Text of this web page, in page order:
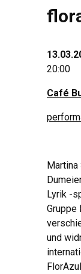
20:00
Café
Lyrik -
Gruppe
und